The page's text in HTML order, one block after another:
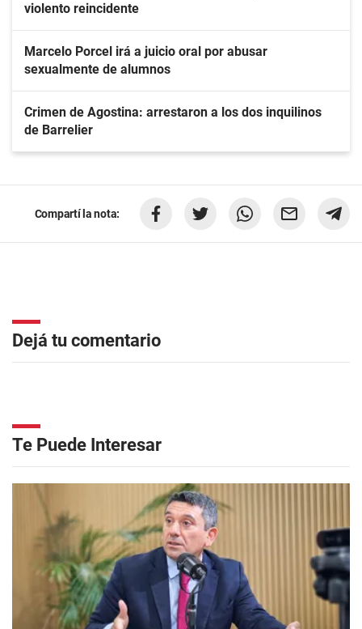
violento reincidente
Marcelo Porcel irá a juicio oral por abusar
sexualmente de alumnos
Crimen de Agostina: arrestaron a los dos inquilinos
de Barrelier
Compartí la nota:
Dejá tu comentario
Te Puede Interesar